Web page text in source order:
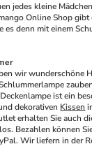
jedes kleine
Online Shop
es denn mit einem
wir wunderschöne
ist ein
dekorativen Kissen
erhalten Sie auch
Bezahlen können
Wir liefern in der